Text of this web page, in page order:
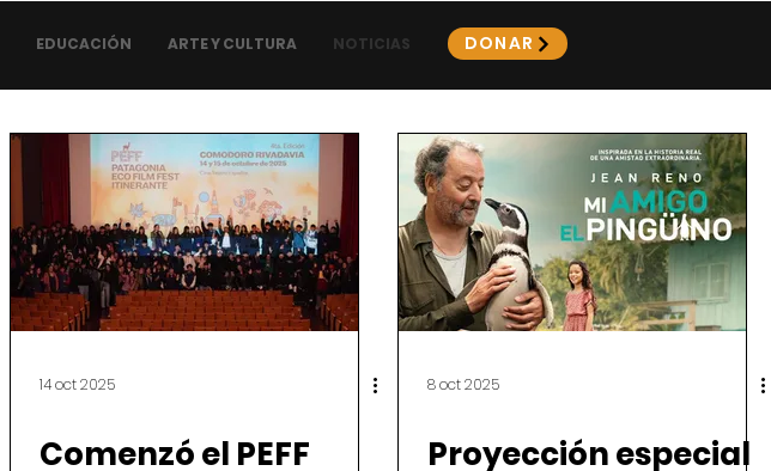
EDUCACIÓN ARTE Y CULTURA NOTICIAS DONAR
14 oct 2025
Comenzó el PEFF
8 oct 2025
Proyección especial